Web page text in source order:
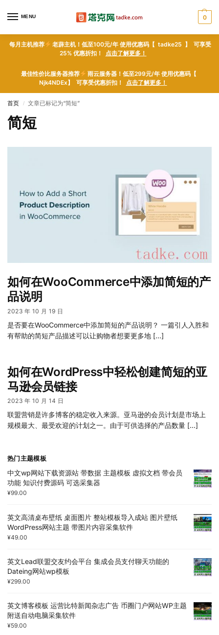
MENU 0
每月主机推荐
老薜主机！低至100元/年 使用优惠码【 tadke25 】 可享受
25% 优惠折扣！ 点击了解更多！
最佳性价比服务器推荐
雨云服务器！低至299元/年 使用优惠码【
Njk4NDEx】 可享受优惠折扣！ 点击了解更多！
首页 / 文章已标记为“简短”
简短
如何在WooCommerce中添加简短的产
品说明
2023 年 10 月 19 日
是否要在WooCommerce中添加简短的产品说明？ 一篇引人入胜和
有帮助的简短产品描述可以让购物者想要更多地 […]
如何在WordPress中轻松创建简短的亚
马逊会员链接
2023 年 10 月 14 日
联盟营销是许多博客的稳定收入来源。亚马逊的会员计划是市场上
规模最大、最受欢迎的计划之一。由于可供选择的产品数量 […]
热门主题模板
中文wp网站下载资源站 带数据 主题模板 虚拟文档 带会员
功能 知识付费源码 可选采集器
¥99.00
英文高清桌布壁纸 桌面图片 整站模板导入成站 图片壁纸
WordPress网站主题 带图片内容采集软件
¥49.00
英文Lead联盟交友约会平台 集成会员支付聊天功能的
Dateing网站wp模板
¥299.00
英文博客模板 运营比特新闻杂志广告 币圈门户网站WP主题
附送自动电脑采集软件
¥59.00